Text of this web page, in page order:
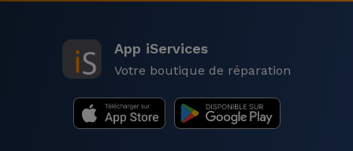
App iServices
Votre boutique de réparation